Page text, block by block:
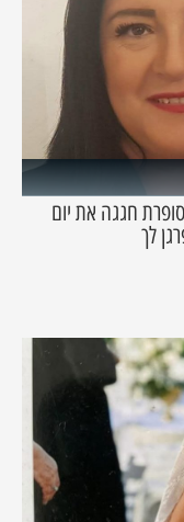
חגגה את יום
לך